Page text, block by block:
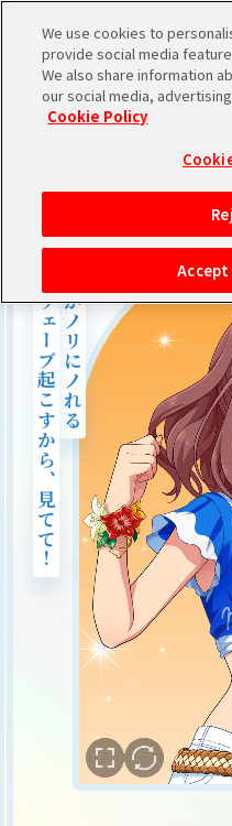
みんながノリにノれる
ビッグウェーブ起こすから、見てて！
We use cookies to
provide social media
We also share information
our social media,
Cookie Policy
Accept